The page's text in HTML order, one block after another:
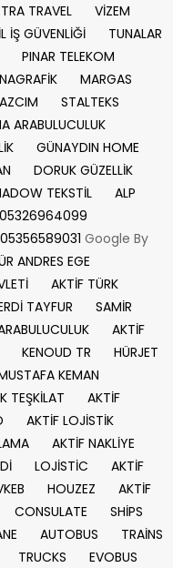
TRAVEL
VİZEM
İŞ GÜVENLİĞİ
TUNALAR
PINAR TELEKOM
MARGAS
STALTEKS
ARABULUCULUK
GÜNAYDIN HOME
DORUK GÜZELLİK
TEKSTİL
ALP
05326964099
05356589031 Google By
ANDRES EGE
AKTİF TÜRK
TAYFUR
SAMİR
AKTİF
KENOUD TR
HÜRJET
KEMAN
TEŞKİLAT
AKTİF
AKTİF LOJİSTİK
AKTİF NAKLİYE
LOJİSTİC
AKTİF
HOUZEZ
AKTİF
CONSULATE
SHİPS
AUTOBUS
TRAİNS
TRUCKS
EVOBUS